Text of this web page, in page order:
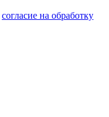
согласие на обработку